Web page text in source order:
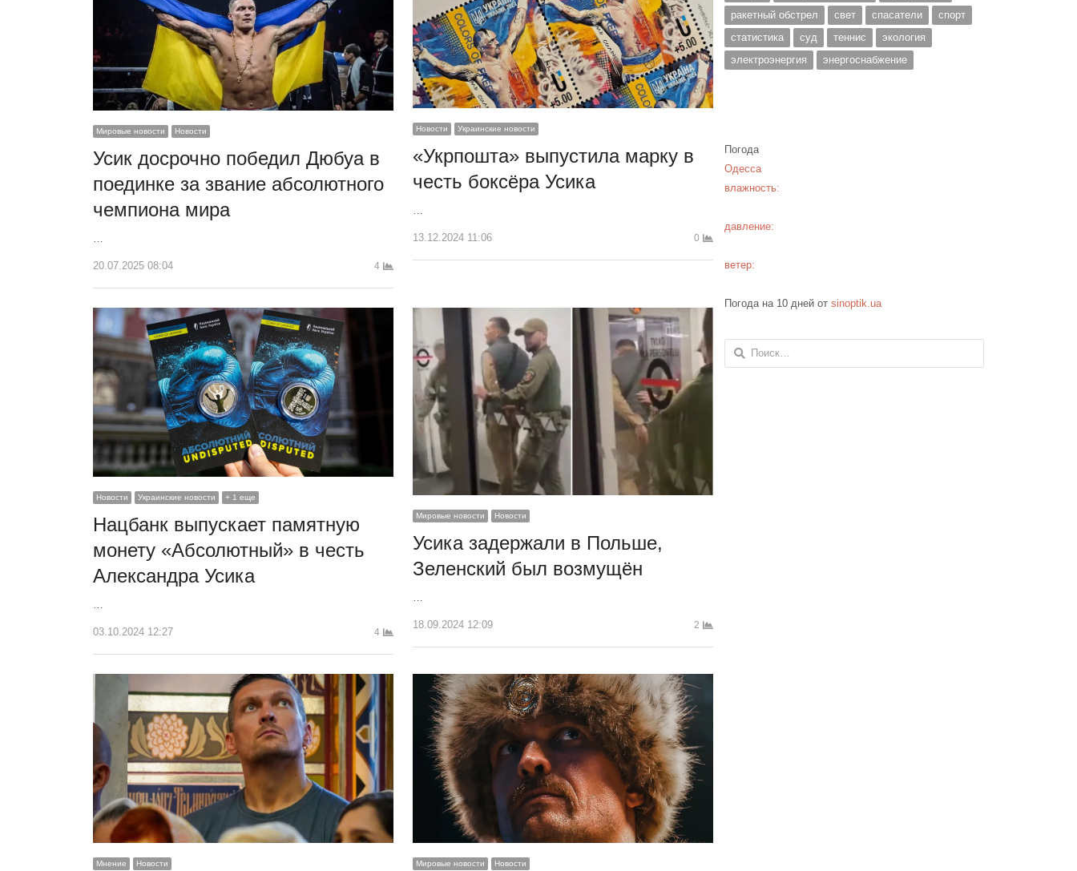
Мировые новости Новости
Усик досрочно победил Дюбуа в
поединке за звание абсолютного
чемпиона мира
…
20.07.2025 08:04 4
Новости Украинские новости
«Укрпошта» выпустила марку в
честь боксёра Усика
13.12.2024 11:06 0
Новости Украинские новости + 1 еще
Нацбанк выпускает памятную
монету «Абсолютный» в честь
Александра Усика
03.10.2024 12:27 4
Мировые новости Новости
Усика задержали в Польше,
Зеленский был возмущён
…
18.09.2024 12:09 2
Мнение Новости Мировые новости Новости
ракетный обстрел
свет спасатели
спорт
статистика
суд теннис
экология
электроэнергия
энергоснабжение
Погода
Одесса
влажность:
давление:
ветер:
Погода на 10 дней отsinoptik.ua
Найти: